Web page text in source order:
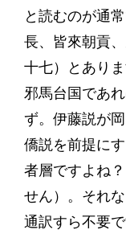
と読むのが通
長、皆來朝貢
十七）とありま
邪馬台国であ
ず。伊藤説が
僑説を前提に
者層ですよね
せん）。それ
通訳すら不要